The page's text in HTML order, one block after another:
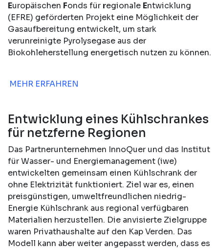
Europäischen Fonds für regionale Entwicklung
(EFRE) geförderten Projekt eine Möglichkeit der
Gasaufbereitung entwickelt, um stark
verunreinigte Pyrolysegase aus der
Biokohleherstellung energetisch nutzen zu können.
MEHR ERFAHREN
Entwicklung eines Kühlschrankes
für netzferne Regionen
Das Partnerunternehmen InnoQuer und das Institut
für Wasser- und Energiemanagement (iwe)
entwickelten gemeinsam einen Kühlschrank der
ohne Elektrizität funktioniert. Ziel war es, einen
preisgünstigen, umweltfreundlichen niedrig-
Energie Kühlschrank aus regional verfügbaren
Materialien herzustellen. Die anvisierte Zielgruppe
waren Privathaushalte auf den Kap Verden. Das
Modell kann aber weiter angepasst werden, dass es